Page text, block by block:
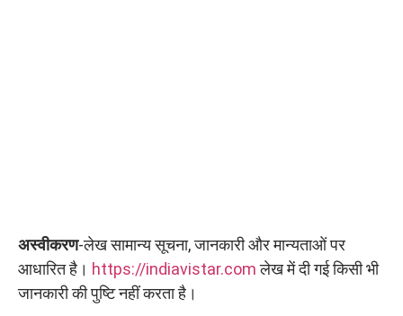
अस्वीकरण-लेख सामान्य सूचना, जानकारी और मान्यताओं पर
आधारित है। https://indiavistar.comलेख में दी गई किसी भी
जानकारी की पुष्टि नहीं करता है।